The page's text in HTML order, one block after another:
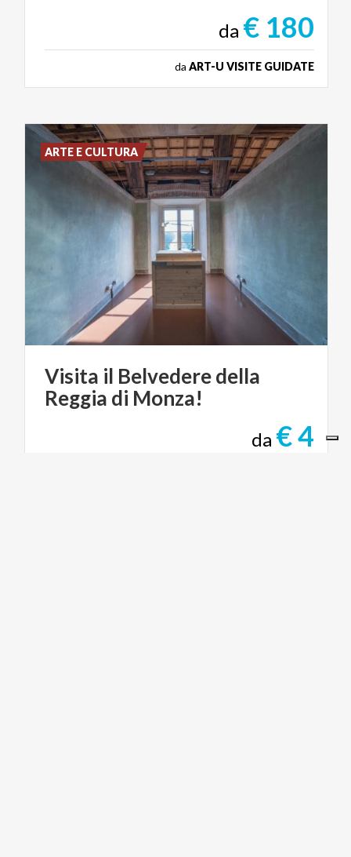
da € 180
da ART-U VISITE GUIDATE
Visita il Belvederedella
Reggia di Monza!
da € 4
ARTE E CULTURA